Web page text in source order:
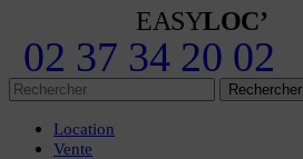
EASYLOC’
02 37 34 20 02
Rechercher
Location
Vente